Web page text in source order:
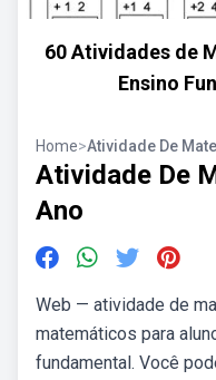
60 Atividades de
Ensino
Home>Atividade De
Atividade De
Ano
Web — atividade de
matemáticos para
fundamental. Você